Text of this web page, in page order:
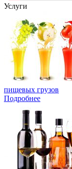
Услуги
пищевых грузов
Подробнее